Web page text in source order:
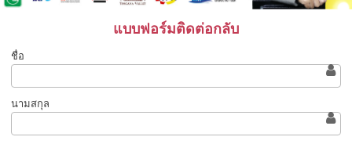
แบบฟอร์มติดต่อกลับ
ชื่อ
นามสกุล